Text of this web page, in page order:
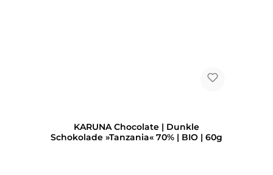
KARUNA Chocolate | Dunkle
Schokolade »Tanzania« 70% | BIO | 60g